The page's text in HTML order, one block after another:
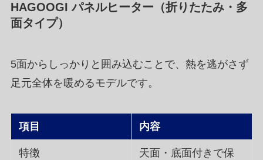
HAGOOGI パネルヒーター（折りたたみ・多
面タイプ）
5面からしっかりと囲み込むことで、熱を逃がさず
足元全体を暖めるモデルです。
項目 内容
特徴
天面・底面付きで保